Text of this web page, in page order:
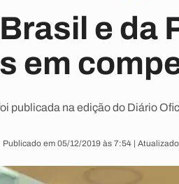
e da
em
publicada na edição do Diário
Publicado em 05/12/2019 às 7:54 |